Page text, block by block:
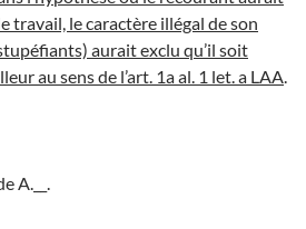
travail, le caractère illégal de son
aurait exclu qu’il soit
au sens de l’art. 1a al. 1 let. a LAA